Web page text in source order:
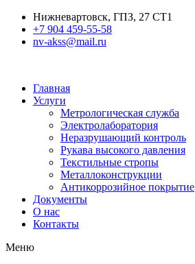
Нижневартовск, ГПЗ, 27 СТ1
+7 904 459-55-58
nv-akss@mail.ru
Главная
Услуги
Метрологическая служба
Электролаборатория
Неразрушающий контроль
Рукава высокого давления
Текстильные стропы
Металлоконструкции
Антикоррозийное покрытие
Документы
О нас
Контакты
Меню